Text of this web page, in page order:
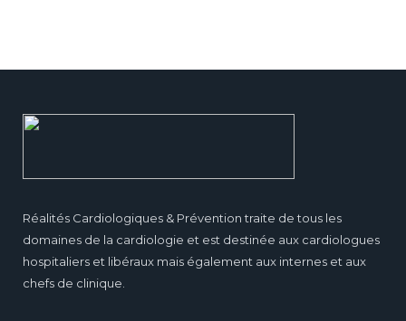
Réalités Cardiologiques & Prévention traite de tous les
domaines de la cardiologie et est destinée aux cardiologues
hospitaliers et libéraux mais également aux internes et aux
chefs de clinique.